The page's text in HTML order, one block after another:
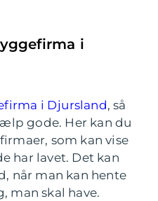
i
i Djursland, så
gode. Her kan du
som kan vise
har lavet. Det kan
når man kan hente
man skal have.